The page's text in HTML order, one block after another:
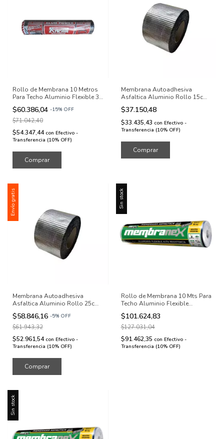
Rollo de Membrana 10 Metros
Para Techo Aluminio Flexible 35
kg
$60.386,04 -15% OFF
$71.042,40
$54.347,44 con Efectivo -
Transferencia (10% OFF)
Membrana Autoadhesiva
Asfaltica Aluminio Rollo 15cm
X 10mts
$37.150,48
$33.435,43 con Efectivo -
Transferencia (10% OFF)
Envío gratis
Membrana Autoadhesiva
Asfaltica Aluminio Rollo 25cm
X 10mts
$58.846,16 -5% OFF
$61.943,32
$52.961,54 con Efectivo -
Transferencia (10% OFF)
Sin stock
Rollo de Membrana 10 Mts Para
Techo Aluminio Flexible
Premium 48kg +4mm
$101.624,83
$127.031,04
$91.462,35 con Efectivo -
Transferencia (10% OFF)
Sin stock